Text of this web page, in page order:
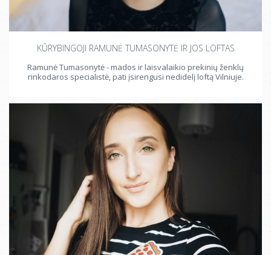
KŪRYBINGOJI RAMUNĖ TUMASONYTĖ IR JOS LOFTAS
Ramunė Tumasonytė - mados ir laisvalaikio prekinių ženklų
rinkodaros specialistė, pati įsirengusi nedidelį loftą Vilniuje.